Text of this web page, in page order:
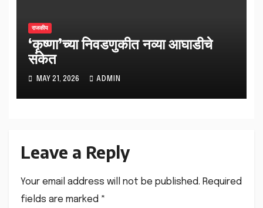
राजकीय
‘कृष्णा’च्या निवडणुकीत नव्या आघाडीचे
संकेत
MAY 21, 2026 ADMIN
Leave a Reply
Your email address will not be published. Required
fields are marked *